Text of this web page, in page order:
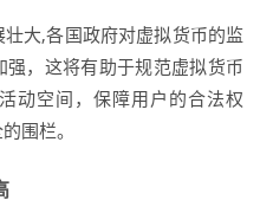
大,各国政府对虚拟货币的监
，这将有助于规范虚拟货币
动空间，保障用户的合法权
围栏。